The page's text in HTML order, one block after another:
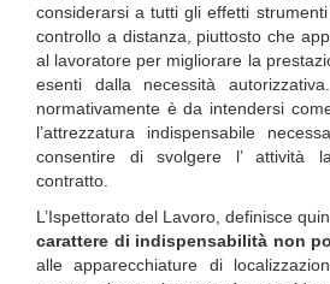
considerarsi a tutti gli effetti
controllo a distanza, piuttosto che
al lavoratore per migliorare la
esenti dalla necessità
normativamente è da intendersi
l’attrezzatura indispensabile
consentire di svolgere l’ attività
contratto.
L’Ispettorato del Lavoro, definisce
carattere di indispensabilità non
alle apparecchiature di